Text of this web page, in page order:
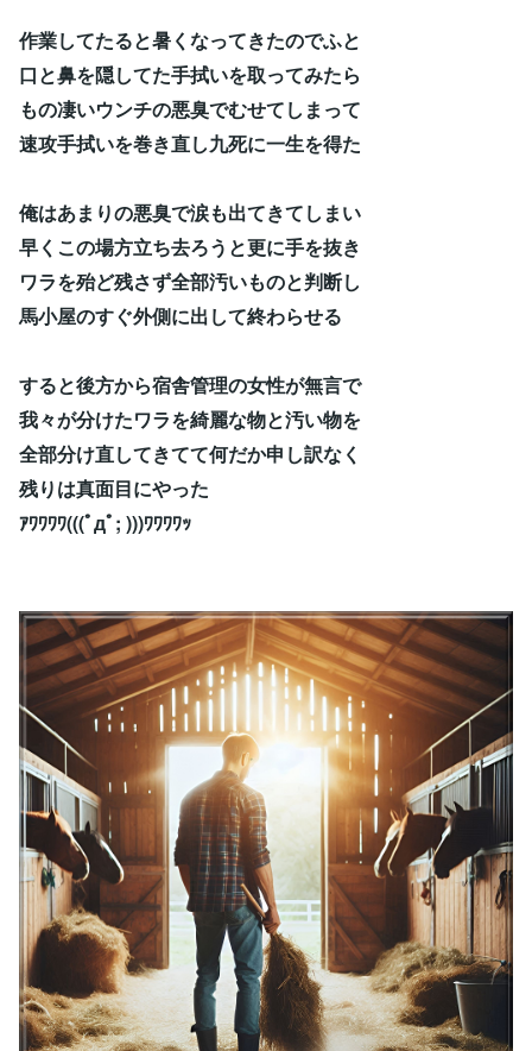
作業してたると暑くなってきたのでふと
口と鼻を隠してた手拭いを取ってみたら
もの凄いウンチの悪臭でむせてしまって
速攻手拭いを巻き直し九死に一生を得た
俺はあまりの悪臭で涙も出てきてしまい
早くこの場方立ち去ろうと更に手を抜き
ワラを殆ど残さず全部汚いものと判断し
馬小屋のすぐ外側に出して終わらせる
すると後方から宿舎管理の女性が無言で
我々が分けたワラを綺麗な物と汚い物を
全部分け直してきてて何だか申し訳なく
残りは真面目にやった
ｱﾜﾜﾜﾜ(((ﾟдﾟ; )))ﾜﾜﾜﾜｯ